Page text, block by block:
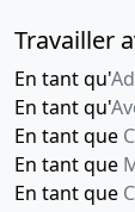
Travailler
En tant qu'
En tant qu'
En tant que
En tant que
En tant que